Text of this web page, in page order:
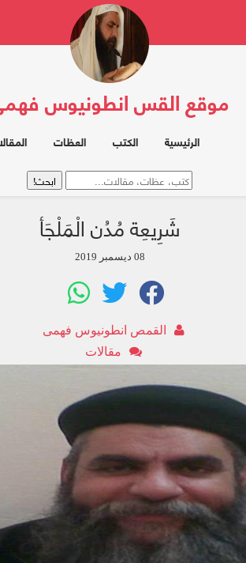
موقع القس انطونيوس
الرئيسية الكتب العظات
شَرِيعِة مُدُن الْمَلْجَأ
08 ديسمبر 2019
القمص انطونيوس فهمى
مقالات